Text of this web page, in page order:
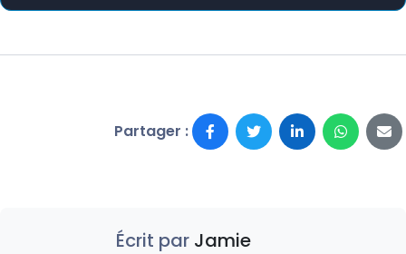
Partager :
Écrit par Jamie